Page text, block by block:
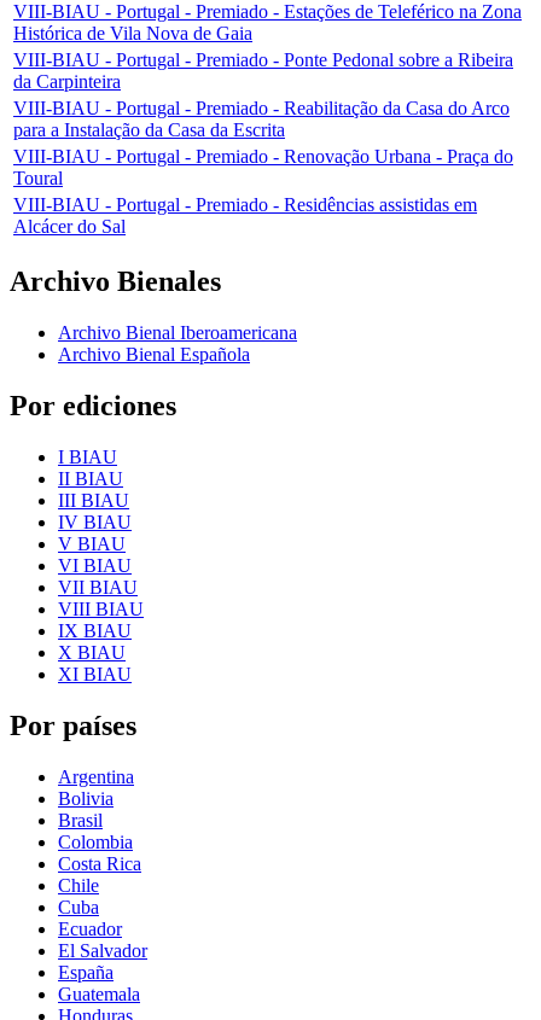
VIII-BIAU - Portugal - Premiado - Estações de Teleférico na Zona
Histórica de Vila Nova de Gaia
VIII-BIAU - Portugal - Premiado - Ponte Pedonal sobre a Ribeira
da Carpinteira
VIII-BIAU - Portugal - Premiado - Reabilitação da Casa do Arco
para a Instalação da Casa da Escrita
VIII-BIAU - Portugal - Premiado - Renovação Urbana - Praça do
Toural
VIII-BIAU - Portugal - Premiado - Residências assistidas em
Alcácer do Sal
Archivo Bienales
Archivo Bienal Iberoamericana
Archivo Bienal Española
Por ediciones
I BIAU
II BIAU
III BIAU
IV BIAU
V BIAU
VI BIAU
VII BIAU
VIII BIAU
IX BIAU
X BIAU
XI BIAU
Por países
Argentina
Bolivia
Brasil
Colombia
Costa Rica
Chile
Cuba
Ecuador
El Salvador
España
Guatemala
Honduras